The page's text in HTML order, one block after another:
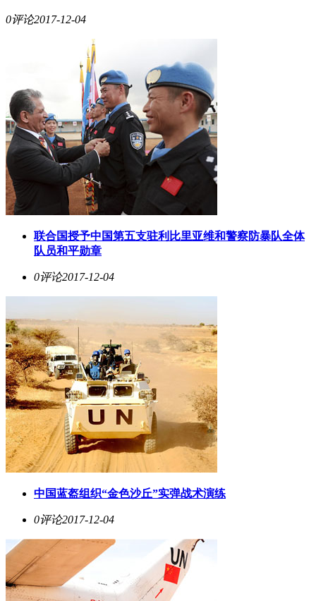
0评论2017-12-04
联合国授予中国第五支驻利比里亚维和警察防暴队全体
队员和平勋章
0评论2017-12-04
中国蓝盔组织“金色沙丘”实弹战术演练
0评论2017-12-04